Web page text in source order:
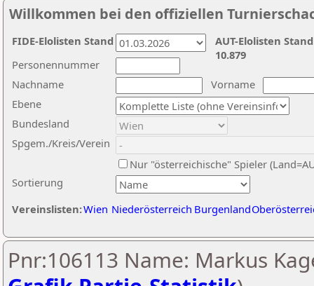
Willkommen bei den offiziellen
Nachname
Vorname
Ebene
Sortierung
Personennummer
Bundesland
Spgem./Kreis/Verein
Nur "österreichische" Spieler
Vereinslisten:Wien Niederösterreich Burgenland
AUT-Elolisten
10.879
FIDE-Elolisten Stand
Pnr:106113 Name: Markus